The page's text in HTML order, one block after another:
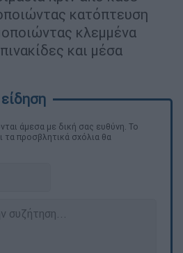
κατόπτευση
κλεμμένα
και μέσα
άμεσα με δική σας ευθύνη. Το
τα προσβλητικά σχόλια θα